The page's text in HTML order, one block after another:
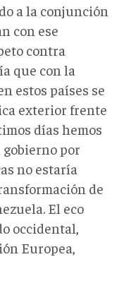
a la conjunción
con ese
contra
que con la
estos países se
exterior frente
días hemos
por
no estaría
de
El eco
occidental,
Europea,